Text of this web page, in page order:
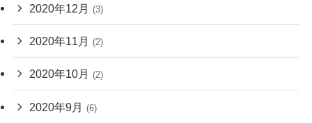
2020年12月 (3)
2020年11月 (2)
2020年10月 (2)
2020年9月 (6)